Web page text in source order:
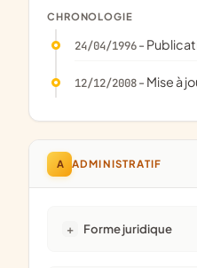
CHRONOLOGIE
24/04/1996-
12/12/2008- Mise à
A ADMINISTRATIF
Forme juridique